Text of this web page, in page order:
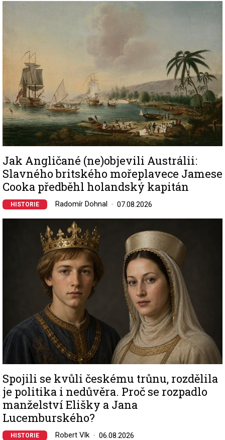
Jak Angličané (ne)objevili Austrálii:
Slavného britského mořeplavece Jamese
Cooka předběhl holandský kapitán
HISTORIE Radomír Dohnal 07.08.2026
Spojili se kvůli českému trůnu, rozdělila
je politika i nedůvěra. Proč se rozpadlo
manželství Elišky a Jana
Lucemburského?
HISTORIE Robert Vlk 06.08.2026